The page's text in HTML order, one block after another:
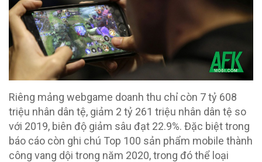
Riêng mảng webgame doanh thu chỉ còn 7 tỷ 608
triệu nhân dân tệ, giảm 2 tỷ 261 triệu nhân dân tệ so
với 2019, biên độ giảm sâu đạt 22.9%. Đặc biệt trong
báo cáo còn ghi chú Top 100 sản phẩm mobile thành
công vang dội trong năm 2020, trong đó thể loại